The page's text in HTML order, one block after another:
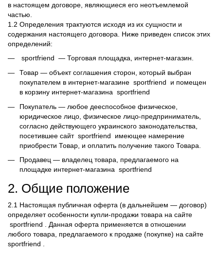
в настоящем договоре, являющиеся его неотъемлемой
частью.
1.2 Определения трактуются исходя из их сущности и
содержания настоящего договора. Ниже приведен список этих
определений:
sportfriend — Торговая площадка, интернет-магазин.
Товар — объект соглашения сторон, который выбран
покупателем в интернет-магазине sportfriend и помещен
в корзину интернет-магазина sportfriend
Покупатель — любое дееспособное физическое,
юридическое лицо, физическое лицо-предприниматель,
согласно действующего украинского законодательства,
посетившее сайт sportfriend имеющее намерение
приобрести Товар, и оплатить получение такого Товара.
Продавец — владелец товара, предлагаемого на
площадке интернет-магазина sportfriend
2. Общие положение
2.1 Настоящая публичная оферта (в дальнейшем — договор)
определяет особенности купли-продажи товара на сайте
sportfriend . Данная оферта применяется в отношении
любого товара, предлагаемого к продаже (покупке) на сайте
sportfriend .